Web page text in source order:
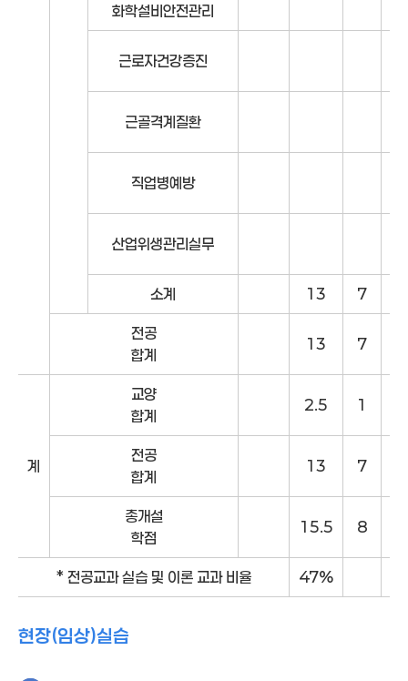
화학설비안전관리
근로자건강증진
근골격계질환
직업병예방
산업위생관리실무
소계 13 7
전공
합계
13 7
계
교양
합계
2.5 1
전공
합계
13 7
총개설
학점
15.5 8
* 전공교과 실습 및 이론 교과 비율 47%
현장(임상)실습